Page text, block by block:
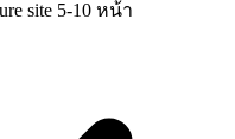
site 5-10 หน้า